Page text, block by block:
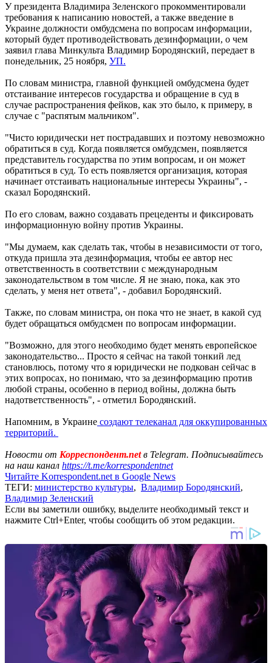
У президента Владимира Зеленского прокомментировали
требования к написанию новостей, а также введение в
Украине должности омбудсмена по вопросам информации,
который будет противодействовать дезинформации, о чем
заявил глава Минкульта Владимир Бородянский, передает в
понедельник, 25 ноября, УП.
По словам министра, главной функцией омбудсмена будет
отстаивание интересов государства и обращение в суд в
случае распространения фейков, как это было, к примеру, в
случае с "распятым мальчиком".
"Чисто юридически нет пострадавших и поэтому невозможно
обратиться в суд. Когда появляется омбудсмен, появляется
представитель государства по этим вопросам, и он может
обратиться в суд. То есть появляется организация, которая
начинает отстаивать национальные интересы Украины", -
сказал Бородянский.
По его словам, важно создавать прецеденты и фиксировать
информационную войну против Украины.
"Мы думаем, как сделать так, чтобы в независимости от того,
откуда пришла эта дезинформация, чтобы ее автор нес
ответственность в соответствии с международным
законодательством в том числе. Я не знаю, пока, как это
сделать, у меня нет ответа", - добавил Бородянский.
Также, по словам министра, он пока что не знает, в какой суд
будет обращаться омбудсмен по вопросам информации.
"Возможно, для этого необходимо будет менять европейское
законодательство... Просто я сейчас на такой тонкий лед
становлюсь, потому что я юридически не подкован сейчас в
этих вопросах, но понимаю, что за дезинформацию против
любой страны, особенно в период войны, должна быть
надответственность", - отметил Бородянский.
Напомним, в Украине создают телеканал для оккупированных
территорий.
Новости от Корреспондент.netв Telegram. Подписывайтесь
на наш канал https://t.me/korrespondentnet
Читайте Korrespondent.net в Google News
ТЕГИ: министерство культуры, Владимир Бородянский,
Владимир Зеленский
Если вы заметили ошибку, выделите необходимый текст и
нажмите Ctrl+Enter, чтобы сообщить об этом редакции.